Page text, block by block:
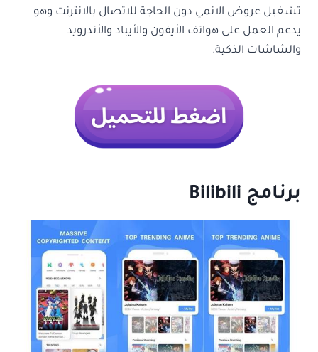
تشغيل عروض الانمي دون الحاجة للاتصال بالانترنت وهو
يدعم العمل على هواتف الأيفون والأيباد والأندرويد
والشاشات الذكية.
برنامج Bilibili